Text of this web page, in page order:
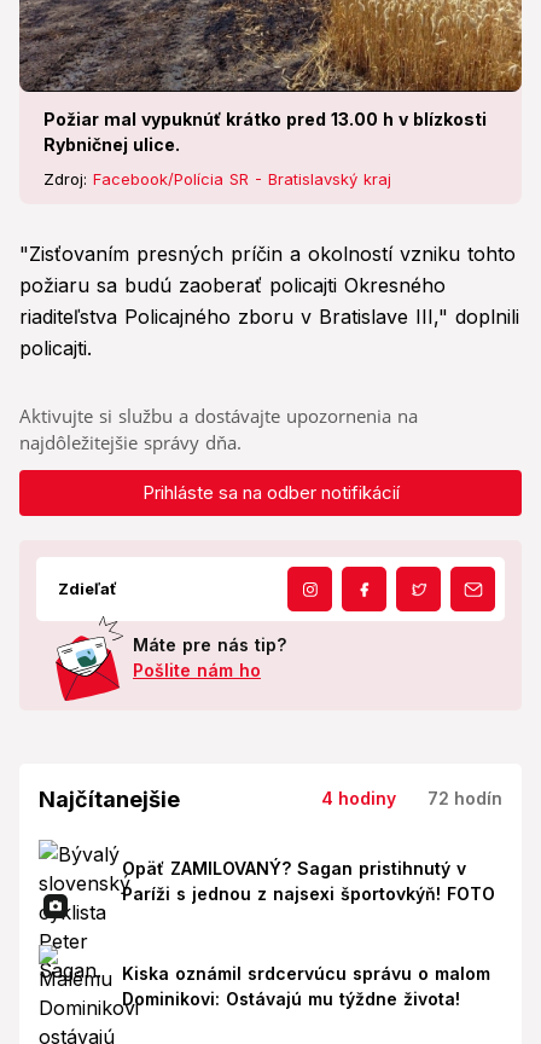
Požiar mal vypuknúť krátko pred 13.00 h v blízkosti
Rybničnej ulice.
Zdroj: Facebook/Polícia SR - Bratislavský kraj
"Zisťovaním presných príčin a okolností vzniku tohto
požiaru sa budú zaoberať policajti Okresného
riaditeľstva Policajného zboru v Bratislave III," doplnili
policajti.
Aktivujte si službu a dostávajte upozornenia na
najdôležitejšie správy dňa.
Prihláste sa na odber notifikácií
Zdieľať
Máte pre nás tip?
Pošlite nám ho
Najčítanejšie 4 hodiny 72 hodín
Opäť ZAMILOVANÝ? Sagan pristihnutý v
Paríži s jednou z najsexi športovkýň! FOTO
Kiska oznámil srdcervúcu správu o malom
Dominikovi: Ostávajú mu týždne života!